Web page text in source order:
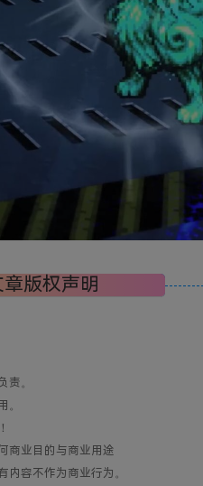
章版权声明
。
。
商业目的与商业用途
容不作为商业行为。